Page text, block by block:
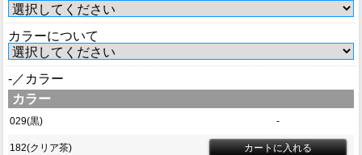
INFORMATION
カラーについて
-／カラー
カラー
029(黒) -
182(クリア茶)